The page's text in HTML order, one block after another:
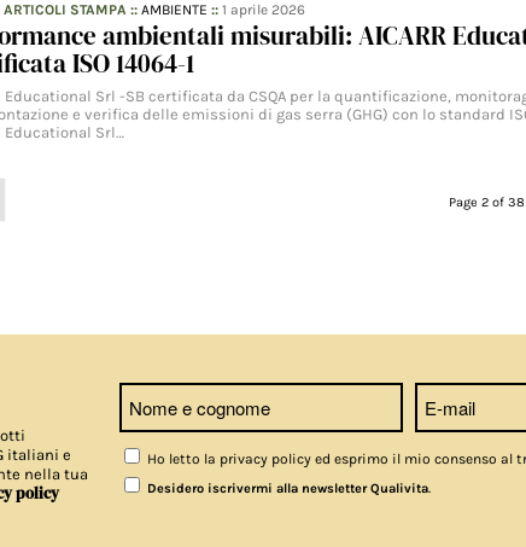
ARTICOLI STAMPA ::AMBIENTE ::1 aprile 2026
ambientali misurabili: AICARR
ISO 14064-1
Educational Srl -SB certificata da CSQA per la quantificazione,
e verifica delle emissioni di gas serra (GHG) con lo standard
Educational Srl…
Page 2 of 38
italiani e
nella tua
policy
Ho letto la privacy policy ed esprimo il mio consenso al
Desidero iscrivermi alla newsletter Qualivita.